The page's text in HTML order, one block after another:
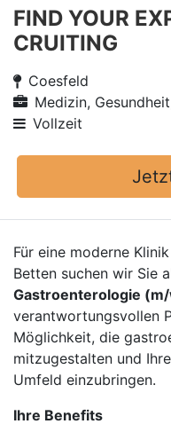
FIND YOUR
CRUITING
Coesfeld
Medizin,
Vollzeit
Für eine moderne
Betten suchen wir Sie
Gastroenterologie
verantwortungsvollen
Möglichkeit, die
mitzugestalten und
Umfeld einzubringen.
Ihre Benefits